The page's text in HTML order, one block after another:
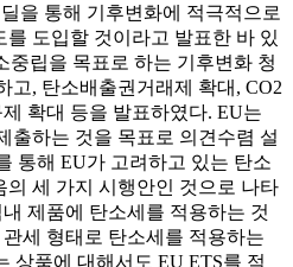
을 통해 기후변화에 적극적으로
도입할 것이라고 발표한 바 있
중립을 목표로 하는 기후변화 청
고, 탄소배출권거래제 확대, CO2
확대 등을 발표하였다. EU는
출하는 것을 목표로 의견수렴 설
통해 EU가 고려하고 있는 탄소
세 가지 시행안인 것으로 나타
제품에 탄소세를 적용하는 것
세 형태로 탄소세를 적용하는
상품에 대해서도 EU ETS를 적